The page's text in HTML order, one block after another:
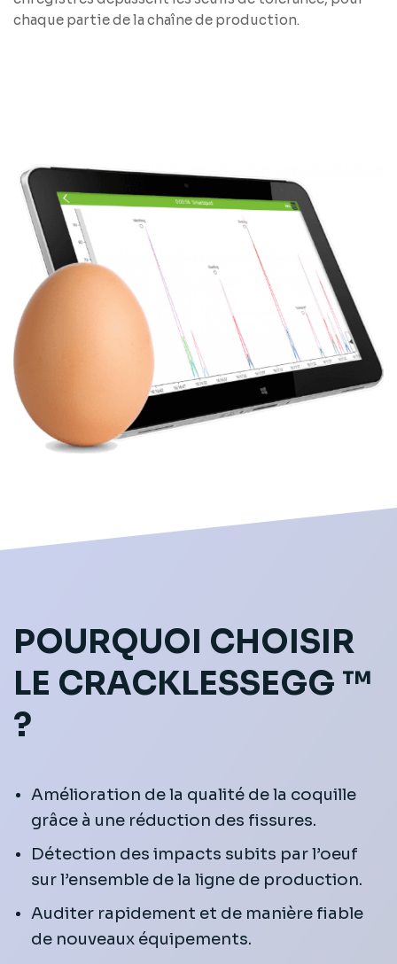
chaque partie de la chaîne de production.
POURQUOI CHOISIR
LE CRACKLESSEGG ™
?
Amélioration de la qualité de la coquille
grâce à une réduction des fissures.
Détection des impacts subits par l’oeuf
sur l’ensemble de la ligne de production.
Auditer rapidement et de manière fiable
de nouveaux équipements.